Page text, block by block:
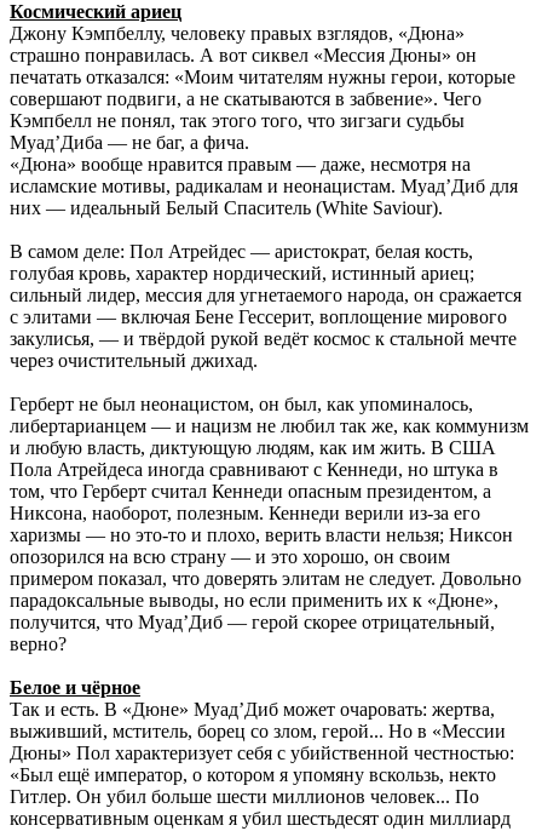
Космический ариец
Джону Кэмпбеллу, человеку правых взглядов, «Дюна»
страшно понравилась. А вот сиквел «Мессия Дюны» он
печатать отказался: «Моим читателям нужны герои, которые
совершают подвиги, а не скатываются в забвение». Чего
Кэмпбелл не понял, так этого того, что зигзаги судьбы
Муад’Диба — не баг, а фича.
«Дюна» вообще нравится правым — даже, несмотря на
исламские мотивы, радикалам и неонацистам. Муад’Диб для
них — идеальный Белый Спаситель (White Saviour).
В самом деле: Пол Атрейдес — аристократ, белая кость,
голубая кровь, характер нордический, истинный ариец;
сильный лидер, мессия для угнетаемого народа, он сражается
с элитами — включая Бене Гессерит, воплощение мирового
закулисья, — и твёрдой рукой ведёт космос к стальной мечте
через очистительный джихад.
Герберт не был неонацистом, он был, как упоминалось,
либертарианцем — и нацизм не любил так же, как коммунизм
и любую власть, диктующую людям, как им жить. В США
Пола Атрейдеса иногда сравнивают с Кеннеди, но штука в
том, что Герберт считал Кеннеди опасным президентом, а
Никсона, наоборот, полезным. Кеннеди верили из-за его
харизмы — но это-то и плохо, верить власти нельзя; Никсон
опозорился на всю страну — и это хорошо, он своим
примером показал, что доверять элитам не следует. Довольно
парадоксальные выводы, но если применить их к «Дюне»,
получится, что Муад’Диб — герой скорее отрицательный,
верно?
Белое и чёрное
Так и есть. В «Дюне» Муад’Диб может очаровать: жертва,
выживший, мститель, борец со злом, герой... Но в «Мессии
Дюны» Пол характеризует себя с убийственной честностью:
«Был ещё император, о котором я упомяну вскользь, некто
Гитлер. Он убил больше шести миллионов человек... По
консервативным оценкам я убил шестьдесят один миллиард